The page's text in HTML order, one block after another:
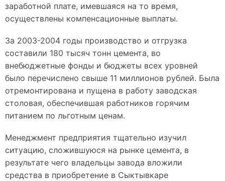
заработной плате, имевшаяся на то время,
осуществлены компенсационные выплаты.
За 2003-2004 годы производство и отгрузка
составили 180 тысяч тонн цемента, во
внебюджетные фонды и бюджеты всех уровней
было перечислено свыше 11 миллионов рублей. Была
отремонтирована и пущена в работу заводская
столовая, обеспечившая работников горячим
питанием по льготным ценам.
Менеджмент предприятия тщательно изучил
ситуацию, сложившуюся на рынке цемента, в
результате чего владельцы завода вложили
средства в приобретение в Сыктывкаре